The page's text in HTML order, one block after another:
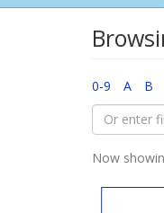
0-9 A B
Now